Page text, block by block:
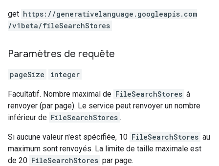
get https: / /generativelanguage.googleapis.com
/v1beta/fileSearchStores
Paramètres de requête
pageSize integer
Facultatif. Nombre maximal de FileSearchStores à
renvoyer (par page). Le service peut renvoyer un nombre
inférieur de FileSearchStores .
Si aucune valeur n'est spécifiée, 10 FileSearchStores au
maximum sont renvoyés. La limite de taille maximale est
de 20 FileSearchStores par page.